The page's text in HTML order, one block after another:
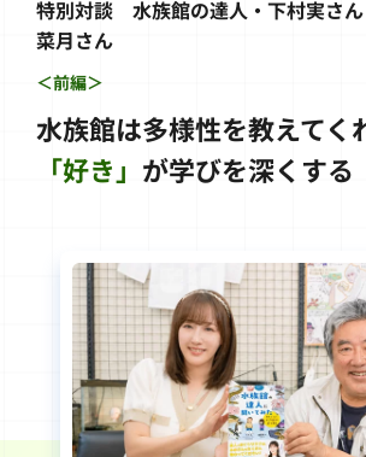
特別対談水族館の達人・下村実さ
菜月さん
＜前編＞
水族館は多様性を教えてく
「好き」 が学びを深くする